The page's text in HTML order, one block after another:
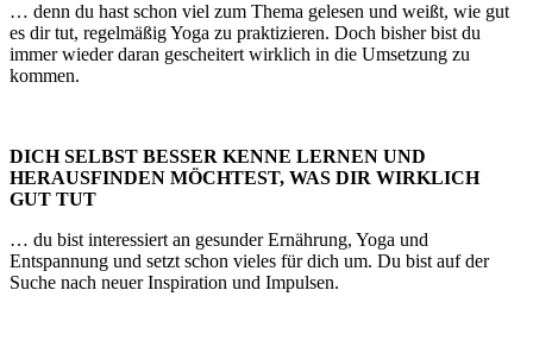
… denn du hast schon viel zum Thema gelesen und weißt, wie gut
es dir tut, regelmäßig Yoga zu praktizieren. Doch bisher bist du
immer wieder daran gescheitert wirklich in die Umsetzung zu
kommen.
DICH SELBST BESSER KENNE LERNEN UND
HERAUSFINDEN MÖCHTEST, WAS DIR WIRKLICH
GUT TUT
… du bist interessiert an gesunder Ernährung, Yoga und
Entspannung und setzt schon vieles für dich um. Du bist auf der
Suche nach neuer Inspiration und Impulsen.